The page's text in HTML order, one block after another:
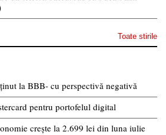
Toate stirile
la BBB- cu perspectivă negativă
pentru portofelul digital
crește la 2.699 lei din luna iulie